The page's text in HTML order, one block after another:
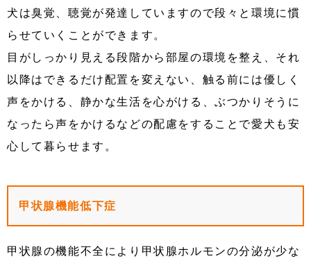
犬は臭覚、聴覚が発達していますので段々と環境に慣
らせていくことができます。
目がしっかり見える段階から部屋の環境を整え、それ
以降はできるだけ配置を変えない、触る前には優しく
声をかける、静かな生活を心がける、ぶつかりそうに
なったら声をかけるなどの配慮をすることで愛犬も安
心して暮らせます。
甲状腺機能低下症
甲状腺の機能不全により甲状腺ホルモンの分泌が少な